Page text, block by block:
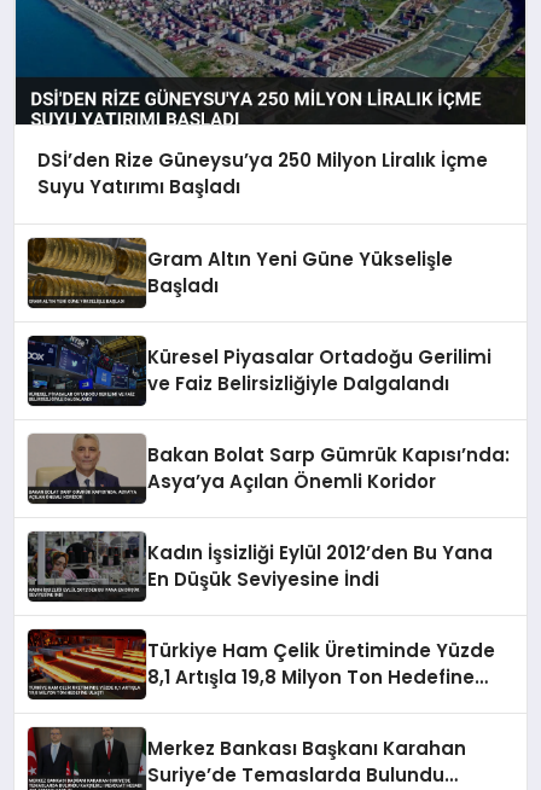
DSİ’den Rize Güneysu’ya 250 Milyon Liralık İçme
Suyu Yatırımı Başladı
Gram Altın Yeni Güne Yükselişle
Başladı
Küresel Piyasalar Ortadoğu Gerilimi
ve Faiz Belirsizliğiyle Dalgalandı
Bakan Bolat Sarp Gümrük Kapısı’nda:
Asya’ya Açılan Önemli Koridor
Kadın İşsizliği Eylül 2012’den Bu Yana
En Düşük Seviyesine İndi
Türkiye Ham Çelik Üretiminde Yüzde
8,1 Artışla 19,8 Milyon Ton Hedefine
Merkez Bankası Başkanı Karahan
Suriye’de Temaslarda Bulundu